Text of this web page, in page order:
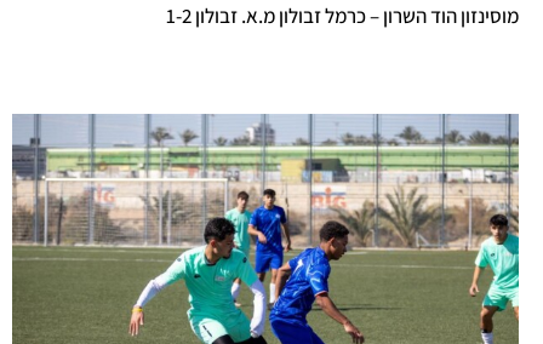
מוסינזון הוד השרון – כרמל זבולון מ.א. זבולון 1-2